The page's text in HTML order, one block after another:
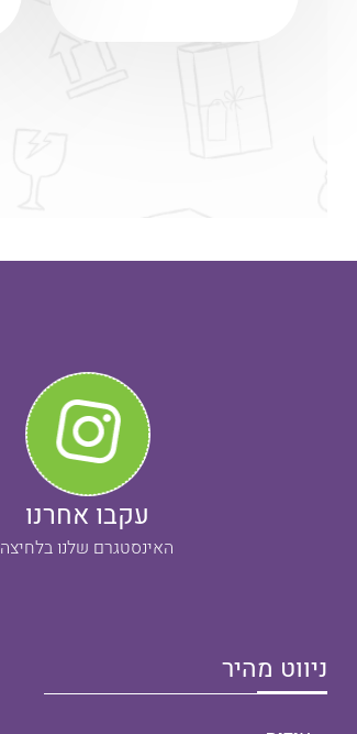
עקבו אחרנו
האינסטגרם שלנו בלחיצה
ניווט מהיר